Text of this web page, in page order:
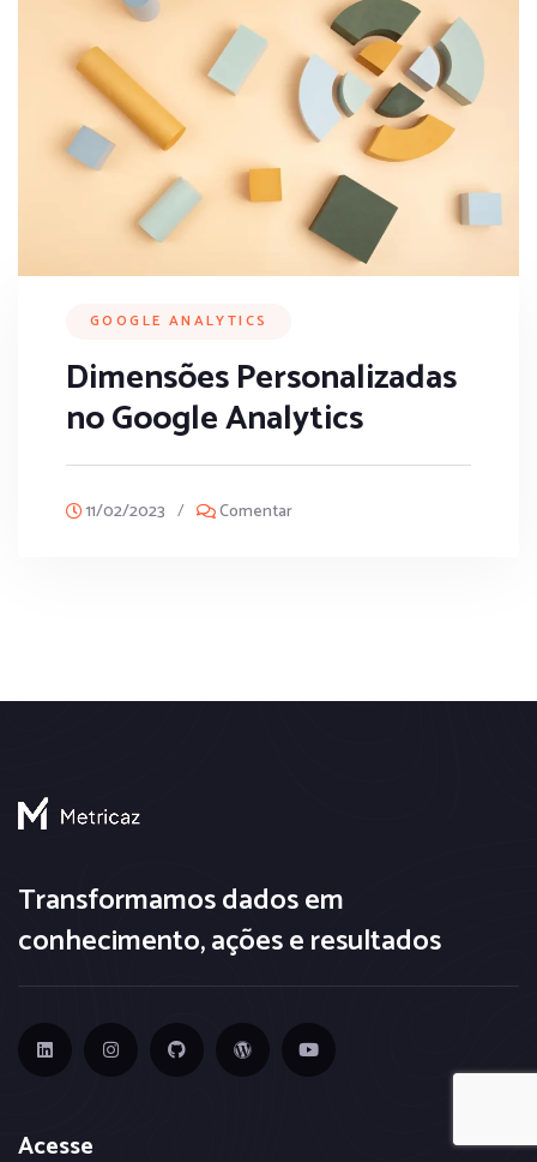
GOOGLE ANALYTICS
Dimensões Personalizadas
no Google Analytics
11/02/2023 / Comentar
Transformamos dados em
conhecimento, ações e resultados
Acesse